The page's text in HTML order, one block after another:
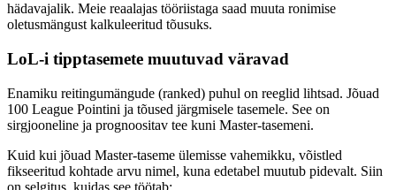
hädavajalik. Meie reaalajas tööriistaga saad muuta ronimise
oletusmängust kalkuleeritud tõusuks.
LoL-i tipptasemete muutuvad väravad
Enamiku reitingumängude (ranked) puhul on reeglid lihtsad. Jõuad
100 League Pointini ja tõused järgmisele tasemele. See on
sirgjooneline ja prognoositav tee kuni Master-tasemeni.
Kuid kui jõuad Master-taseme ülemisse vahemikku, võistled
fikseeritud kohtade arvu nimel, kuna edetabel muutub pidevalt. Siin
on selgitus, kuidas see töötab: